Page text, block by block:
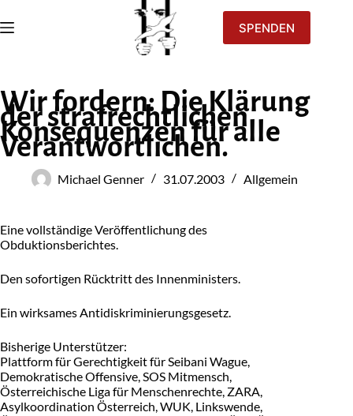
SPENDEN
Wir fordern: Die Klärung
der strafrechtlichen
Konsequenzen für alle
Verantwortlichen.
Michael Genner 31.07.2003 Allgemein
Eine vollständige Veröffentlichung des
Obduktionsberichtes.
Den sofortigen Rücktritt des Innenministers.
Ein wirksames Antidiskriminierungsgesetz.
Bisherige Unterstützer:
Plattform für Gerechtigkeit für Seibani Wague,
Demokratische Offensive, SOS Mitmensch,
Österreichische Liga für Menschenrechte, ZARA,
Asylkoordination Österreich, WUK, Linkswende,